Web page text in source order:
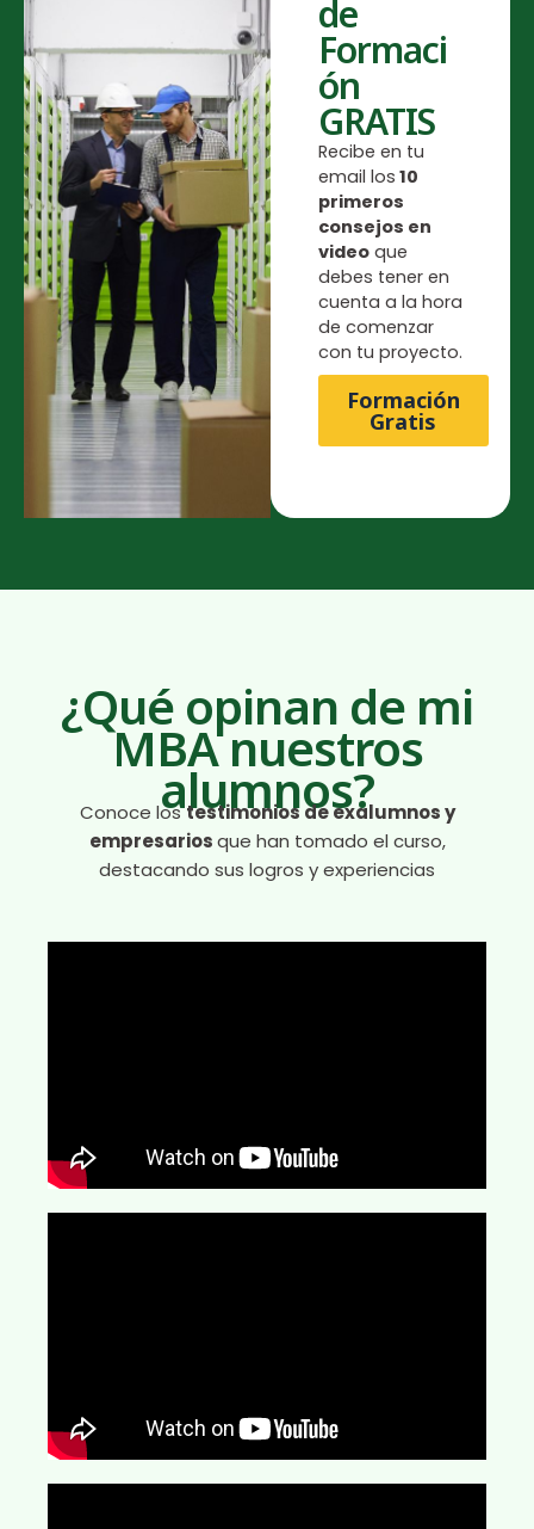
de
Formaci
ón
GRATIS
Recibe en tu
email los 10
primeros
consejos en
videoque
debes tener en
cuenta a la hora
de comenzar
con tu proyecto.
Formación
Gratis
¿Qué opinan de mi
MBA nuestros
alumnos?
Conoce lostestimonios de exalumnos y
empresariosque han tomado el curso,
destacando sus logros y experiencias